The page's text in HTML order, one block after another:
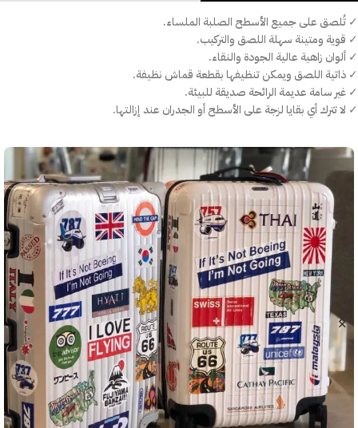
✓ تُلصق على جميع الأسطح الصلبة الملساء.
✓ قوية ومتينة سهلة اللصق والتركيب.
✓ ألوان زاهية عالية الجودة والنقاء.
✓ ذاتية اللصق ويمكن تنظيفها بقطعة قماش نظيفة.
✓ غير سامة عديمة الرائحة صديقة للبيئة.
✓ لا تترك أي بقايا لزجة على الأسطح أو الجدران عند إزالتها.